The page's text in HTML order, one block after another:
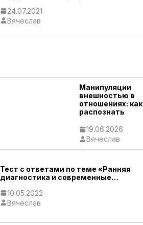
24.07.2021
Вячеслав
Манипуляции
внешностью в
отношениях: как
распознать
обесценивание
19.06.2026
Вячеслав
Тест с ответами по теме «Ранняя
диагностика и современные…
10.05.2022
Вячеслав